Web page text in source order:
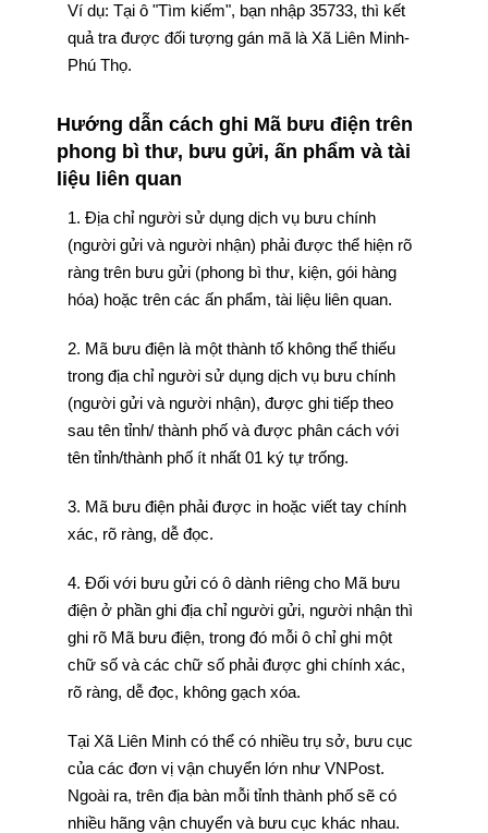
Ví dụ: Tại ô "Tìm kiếm", bạn nhập 35733, thì kết
quả tra được đối tượng gán mã là Xã Liên Minh-
Phú Thọ.
Hướng dẫn cách ghi Mã bưu điện trên
phong bì thư, bưu gửi, ấn phẩm và tài
liệu liên quan
1. Địa chỉ người sử dụng dịch vụ bưu chính
(người gửi và người nhận) phải được thể hiện rõ
ràng trên bưu gửi (phong bì thư, kiện, gói hàng
hóa) hoặc trên các ấn phẩm, tài liệu liên quan.
2. Mã bưu điện là một thành tố không thể thiếu
trong địa chỉ người sử dụng dịch vụ bưu chính
(người gửi và người nhận), được ghi tiếp theo
sau tên tỉnh/ thành phố và được phân cách với
tên tỉnh/thành phố ít nhất 01 ký tự trống.
3. Mã bưu điện phải được in hoặc viết tay chính
xác, rõ ràng, dễ đọc.
4. Đối với bưu gửi có ô dành riêng cho Mã bưu
điện ở phần ghi địa chỉ người gửi, người nhận thì
ghi rõ Mã bưu điện, trong đó mỗi ô chỉ ghi một
chữ số và các chữ số phải được ghi chính xác,
rõ ràng, dễ đọc, không gạch xóa.
Tại Xã Liên Minh có thể có nhiều trụ sở, bưu cục
của các đơn vị vận chuyển lớn như VNPost.
Ngoài ra, trên địa bàn mỗi tỉnh thành phố sẽ có
nhiều hãng vận chuyển và bưu cục khác nhau.